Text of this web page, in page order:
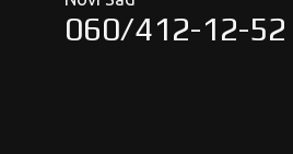
060/412-12-52